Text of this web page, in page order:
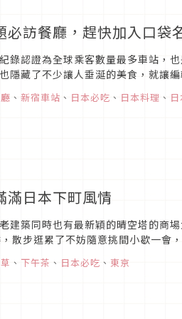
訪餐廳，趕快加入口袋
錄認證為全球乘客數量最多車站，
藏了不少讓人垂涎的美食，就讓編
、 新宿車站 、 日本必吃 、 日本料理 、
滿日本下町風情
建築同時也有最新穎的晴空塔的商
散步逛累了不妨隨意挑間小歇一會
、 下午茶 、 日本必吃 、 東京